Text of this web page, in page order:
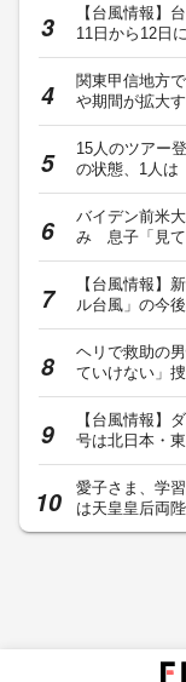
【台風情報】
11日から12日
関東甲信地方
や期間が拡大
15人のツアー
の状態、1人は
バイデン前米
み 息子「見て
【台風情報】
ル台風」の今
ヘリで救助の
ていけない」
【台風情報
号は北日本・
愛子さま、学
は天皇皇后両